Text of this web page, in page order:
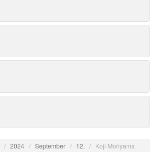
/ 2024 / September / 12. / Koji Moriyama